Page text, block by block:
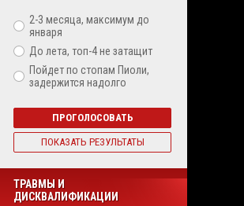
2-3 месяца, максимум до
января
До лета, топ-4 не затащит
Пойдет по стопам Пиоли,
задержится надолго
ПРОГОЛОСОВАТЬ
ПОКАЗАТЬ РЕЗУЛЬТАТЫ
ТРАВМЫ И
ДИСКВАЛИФИКАЦИИ